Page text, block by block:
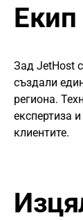
Екип
Зад JetHost
създали
региона.
експертиза
клиентите.